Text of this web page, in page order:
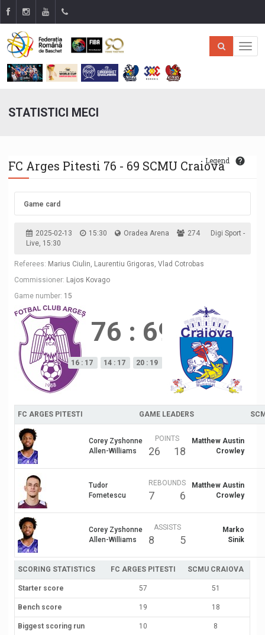
STATISTICI MECI
FC Arges Pitesti 76 - 69 SCMU Craiova
Legend
Game card
2025-02-13 15:30 Oradea Arena 274
Digi Sport -
Live, 15:30
Referees: Marius Ciulin, Laurentiu Grigoras, Vlad Cotrobas
Commissioner: Lajos Kovago
Game number: 15
76 : 69
16 : 17 14 : 17 20 : 19 26 : 16
FC ARGES PITESTI GAME LEADERS
Corey Zyshonne
Allen-Williams
POINTS
26 18
Matthew Austin
Crowley
Tudor
Fometescu
REBOUNDS
7 6
Matthew Austin
Crowley
Corey Zyshonne
Allen-Williams
ASSISTS
8 5
Marko
Sinik
SCORING STATISTICS FC ARGES PITESTI SCMU CRAIOVA
Starter score 57 51
Bench score 19 18
Biggest scoring run 10 8